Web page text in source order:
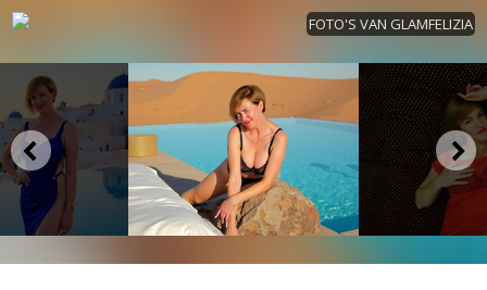
FOTO'S VAN GLAMFELIZIA